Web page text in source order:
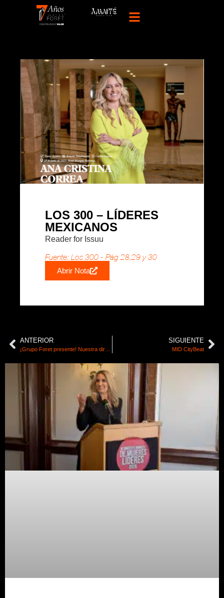
LOS 300 – LÍDERES
MEXICANOS
Reader for Issuu
Fuente: Los 300 - Pág 28,29 y 30
Abrir Nota
ANTERIOR SIGUIENTE
MID CityBeat